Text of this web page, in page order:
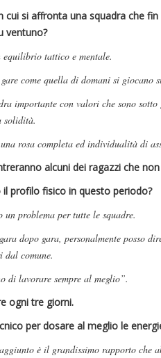
cui si affronta una squadra che
ventuno?
equilibrio tattico e mentale.
come quella di domani si giocano
importante con valori che sono
solidità.
rosa completa ed individualità di
alcuni dei ragazzi che
profilo fisico in questo periodo?
un problema per tutte le squadre.
dopo gara, personalmente posso
dal comune.
di lavorare sempre al meglio”.
ogni tre giorni.
per dosare al meglio le
è il grandissimo rapporto che